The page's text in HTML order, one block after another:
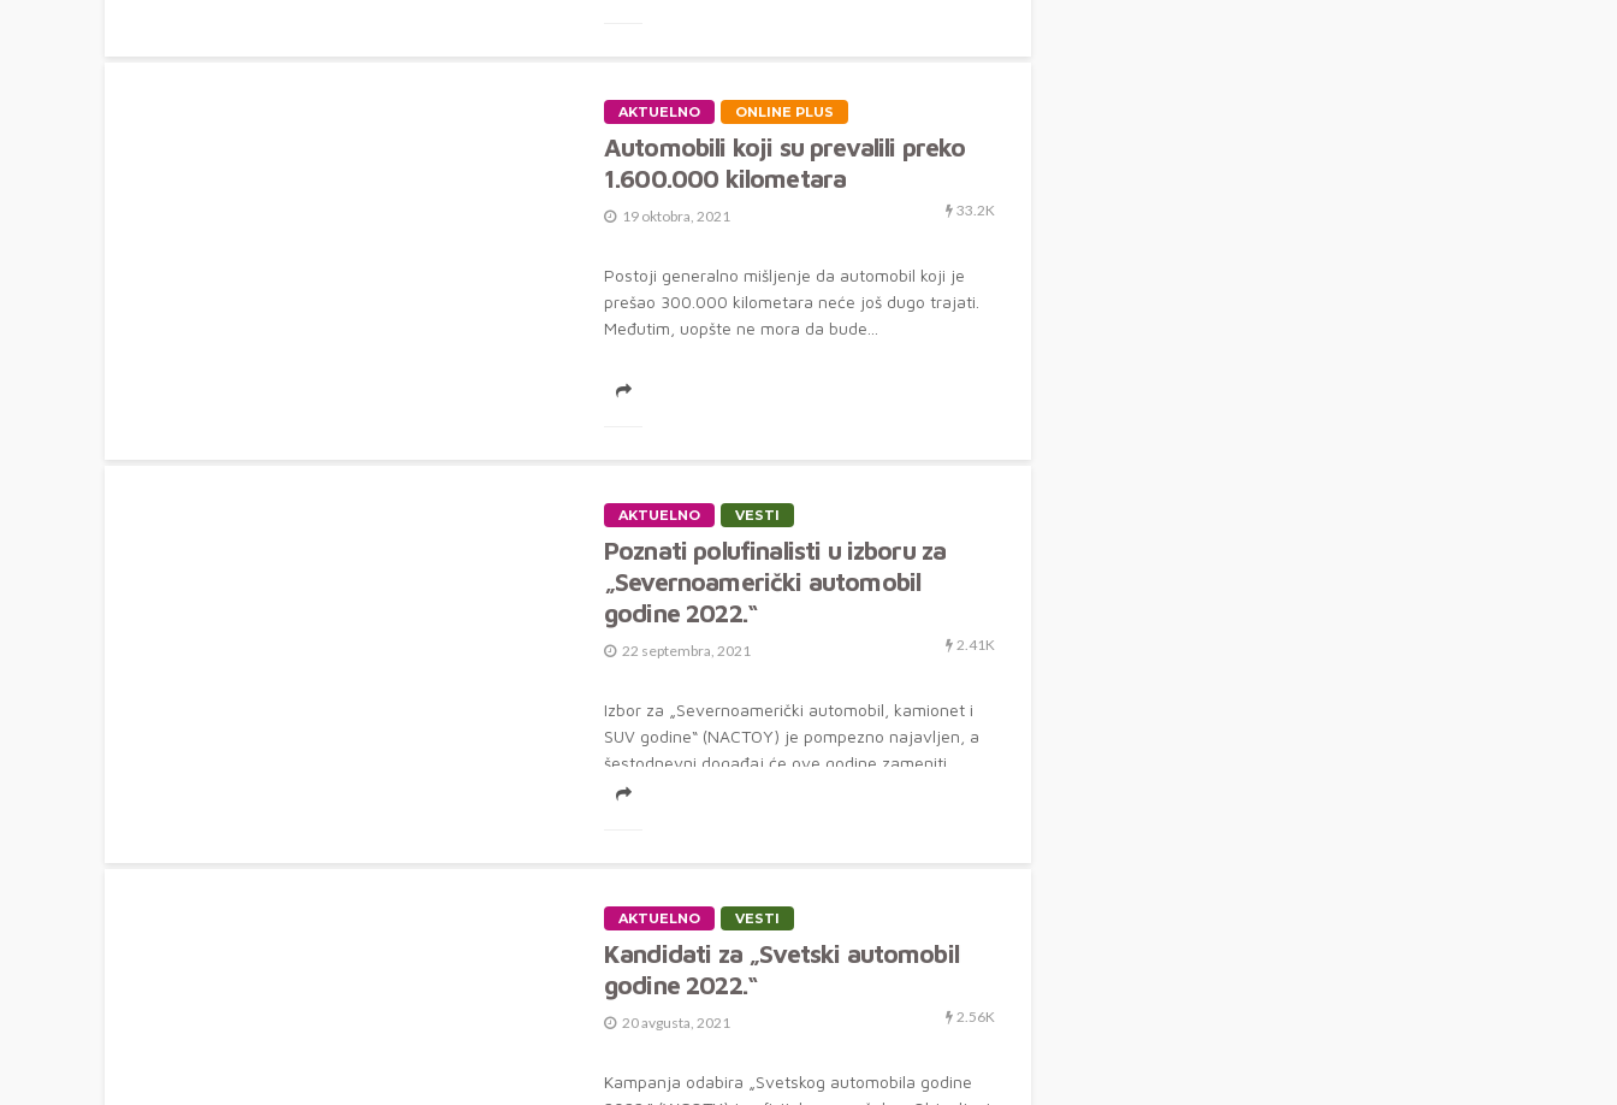
AKTUELNO ONLINE PLUS
Automobili koji su prevalili preko
1.600.000 kilometara
19 oktobra, 2021 33.2K
Postoji generalno mišljenje da automobil koji je
prešao 300.000 kilometara neće još dugo trajati.
Međutim, uopšte ne mora da bude...
AKTUELNO VESTI
Poznati polufinalisti u izboru za
„Severnoamerički automobil
godine 2022.“
22 septembra, 2021 2.41K
Izbor za „Severnoamerički automobil, kamionet i
SUV godine“ (NACTOY) je pompezno najavljen, a
šestodnevni događaj će ove godine zameniti
uobičajenu...
AKTUELNO VESTI
Kandidati za „Svetski automobil
godine 2022.“
20 avgusta, 2021 2.56K
Kampanja odabira „Svetskog automobila godine